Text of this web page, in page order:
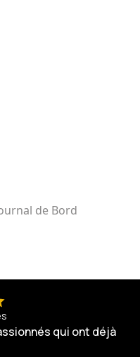
de Bord
qui ont déjà